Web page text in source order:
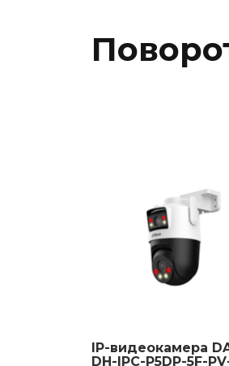
IP-видеокамера
DH-IPC-P5DP-5F-